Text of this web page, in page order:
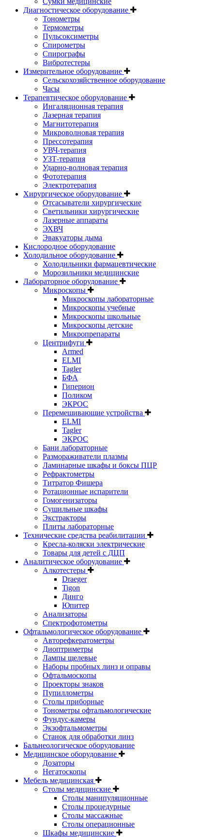
Диагностическое оборудование
Тонометры
Термометры
Пульсоксиметры
Спирометры
Спирографы
Вибротестеры
Измерительное оборудование
Сельскохозяйственное оборудование
Часы
Терапевтическое оборудование
Ингаляционная терапия
Лазерная терапия
Магнитотерапия
Микроволновая терапия
Прессотерапия
УВЧ-терапия
УЗТ-терапия
Ударно-волновая терапия
Фототерапия
Электротерапия
Хирургическое оборудование
Отсасыватели хирургические
Светильники хирургические
Лазерные аппараты
ЭХВЧ
Эвакуаторы дыма
Кислородное оборудование
Холодильное оборудование
Холодильники фармацевтические
Морозильники медицинские
Лабораторное оборудование
Микроскопы
Микроскопы лабораторные
Микроскопы учебные
Микроскопы школьные
Микроскопы детские
Микропрепараты
Центрифуги
Armed
ELMI
Tagler
БФА
Гиперион
Поликом
ЭКРОС
Перемешивающие устройства
ELMI
Tagler
ЭКРОС
Бани лабораторные
Размораживатели плазмы
Ламинарные шкафы и боксы ПЦР
Рефрактометры
Титратор Фишера
Ротационные испарители
Гомогенизаторы
Сушильные шкафы
Экстракторы
Плиты лабораторные
Технические средства реабилитации
Кресла-коляски электрические
Товары для детей с ДЦП
Аналитическое оборудование
Алкотестеры
Draeger
Tigon
Динго
Юпитер
Анализаторы
Спектрофотометры
Офтальмологическое оборудование
Авторефкератометры
Диоптриметры
Лампы щелевые
Наборы пробных линз и оправы
Офтальмоскопы
Проекторы знаков
Пупиллометры
Столы приборные
Тонометры офтальмологические
Фундус-камеры
Экзофтальмометры
Станок для обработки линз
Бальнеологическое оборудование
Медицинское оборудование
Дозаторы
Негатоскопы
Мебель медицинская
Столы медицинские
Столы манипуляционные
Столы процедурные
Столы массажные
Столы операционные
Шкафы медицинские